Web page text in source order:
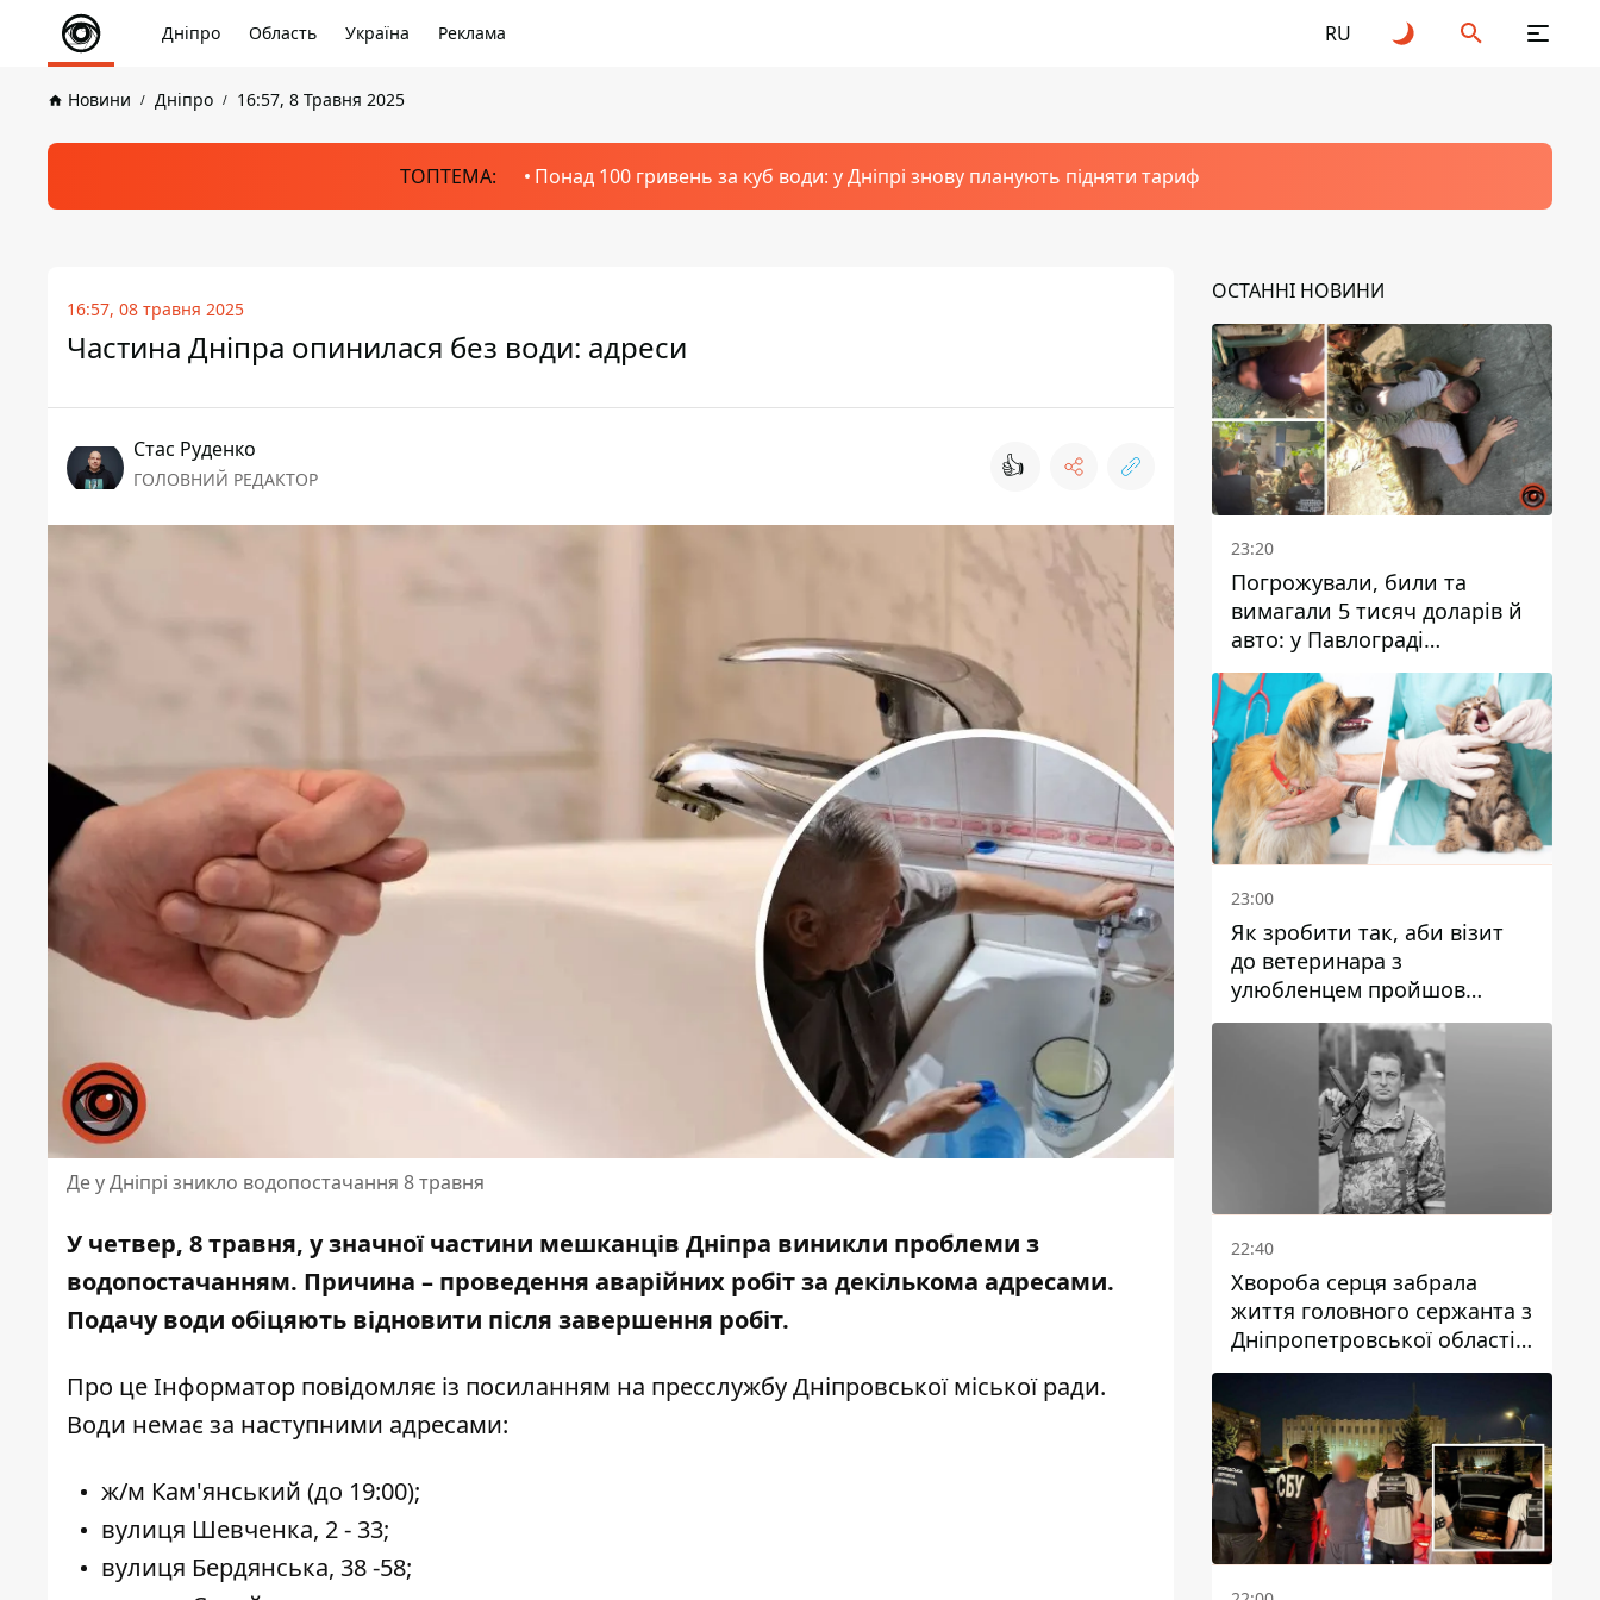
Дніпро Область Україна Реклама RU
Новини Дніпро 16:57, 8 Травня 2025
ТОПТЕМА: Понад 100 гривень за куб води: у Дніпрі знову планують підняти тариф
16:57, 08 травня 2025
Частина Дніпра опинилася без води: адреси
Стас Руденко
ГОЛОВНИЙ РЕДАКТОР 👍
Де у Дніпрі зникло водопостачання 8 травня
У четвер, 8 травня, у значної частини мешканців Дніпра виникли проблеми з
водопостачанням. Причина – проведення аварійних робіт за декількома адресами.
Подачу води обіцяють відновити після завершення робіт.
Про це Інформатор повідомляє із посиланням на пресслужбу Дніпровської міської ради.
Води немає за наступними адресами:
ж/м Кам'янський (до 19:00);
вулиця Шевченка, 2 - 33;
вулиця Бердянська, 38 -58;
ОСТАННІ НОВИНИ
23:20
Погрожували, били та
вимагали 5 тисяч доларів й
авто: у Павлограді
затримали двох чоловіків
23:00
Як зробити так, аби візит
до ветеринара з
улюбленцем пройшов
спокійно: прості поради
22:40
Хвороба серця забрала
життя головного сержанта з
Дніпропетровської області
Юрія Свистуна